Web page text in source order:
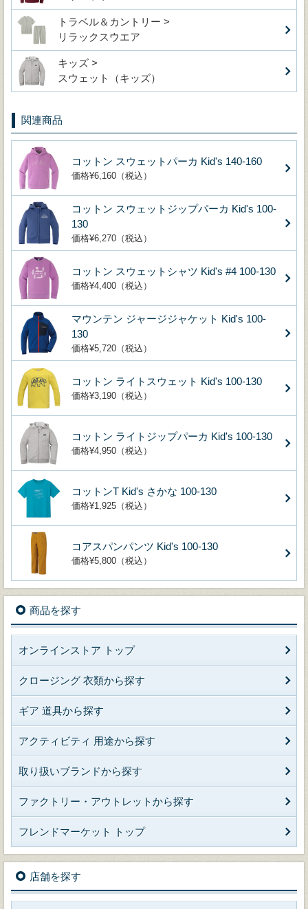
トラベル＆カントリー >
リラックスウエア
キッズ >
スウェット（キッズ）
関連商品
コットン スウェットパーカ Kid's 140-160
価格¥6,160（税込）
コットン スウェットジップパーカ Kid's 100-
130
価格¥6,270（税込）
コットン スウェットシャツ Kid's #4 100-130
価格¥4,400（税込）
マウンテン ジャージジャケット Kid's 100-
130
価格¥5,720（税込）
コットン ライトスウェット Kid's 100-130
価格¥3,190（税込）
コットン ライトジップパーカ Kid's 100-130
価格¥4,950（税込）
コットンT Kid's さかな 100-130
価格¥1,925（税込）
コアスパンパンツ Kid's 100-130
価格¥5,800（税込）
商品を探す
オンラインストア トップ
クロージング 衣類から探す
ギア 道具から探す
アクティビティ 用途から探す
取り扱いブランドから探す
ファクトリー・アウトレットから探す
フレンドマーケット トップ
店舗を探す